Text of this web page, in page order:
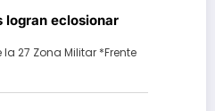
logran eclosionar
27 Zona Militar *Frente